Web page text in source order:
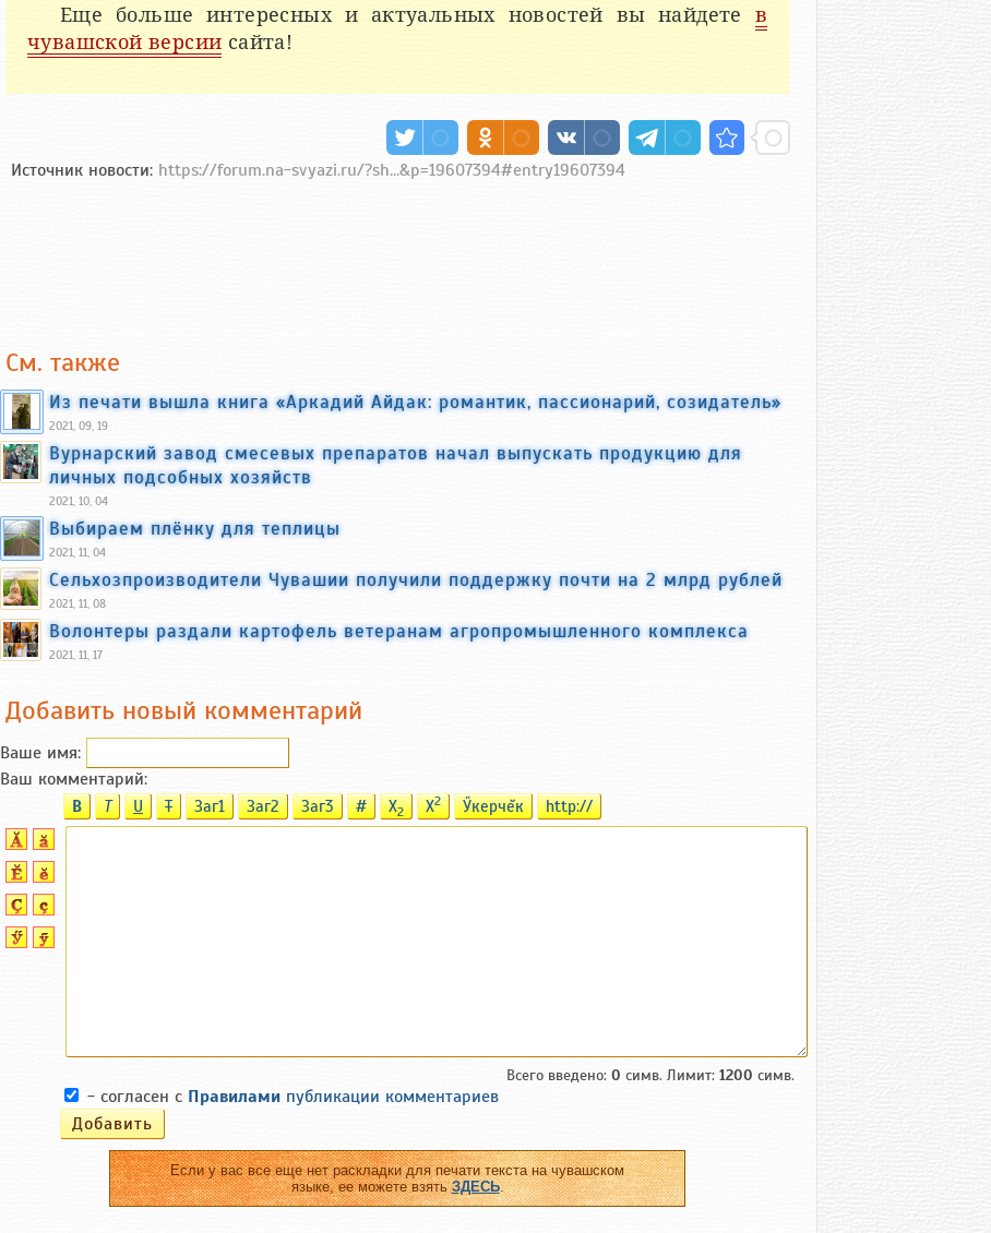
Еще больше интересных и актуальных новостей вы найдете в
чувашской версии сайта!
Источник новости: https://forum.na-svyazi.ru/?sh...&p=19607394#entry19607394
См. также
Из печати вышла книга «Аркадий Айдак: романтик, пассионарий, созидатель»
2021, 09, 19
Вурнарский завод смесевых препаратов начал выпускать продукцию для
личных подсобных хозяйств
2021, 10, 04
Выбираем плёнку для теплицы
2021, 11, 04
Сельхозпроизводители Чувашии получили поддержку почти на 2 млрд рублей
2021, 11, 08
Волонтеры раздали картофель ветеранам агропромышленного комплекса
2021, 11, 17
Добавить новый комментарий
Ваше имя:
Ваш комментарий:
B T U T Заг1 Заг2 Заг3 # X2 X2 Ӳкерчĕк http://
Всего введено: 0 симв. Лимит: 1200 симв.
- согласен с Правилами публикации комментариев
Если у вас все еще нет раскладки для печати текста на чувашском
языке, ее можете взятьЗДЕСЬ.